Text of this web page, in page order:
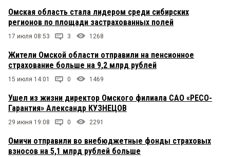
Омская область стала лидером среди сибирских
регионов по площади застрахованных полей
17 июля 08:53 3 1268
Жители Омской области отправили на пенсионное
страхование больше на 9,2 млрд рублей
15 июля 14:01 0 1469
Ушел из жизни директор Омского филиала САО «РЕСО-
Гарантия» Александр КУЗНЕЦОВ
29 июня 19:08 0 2291
Омичи отправили во внебюджетные фонды страховых
взносов на 5,1 млрд рублей больше